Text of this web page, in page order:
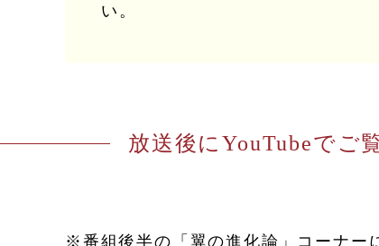
い。
放送後にYouTubeでご
※番組後半の「翼の進化論」コーナー